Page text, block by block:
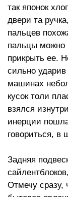
так японок
двери та
пальцев
пальцы можно
прикрыть ее.
сильно
машинах
кусок толи
взялся
инерции
говориться,
Задняя
Отмечу сразу,